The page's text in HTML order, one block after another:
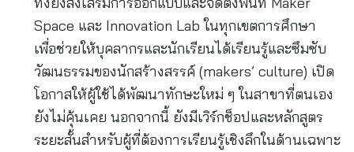
Space และ Innovation Lab ในทุกเขตการศึกษา
เพื่อช่วยให้บุคลากรและนักเรียนได้เรียนรู้และซึมซับ
วัฒนธรรมของนักสร้างสรรค์ (makers’ culture) เปิด
โอกาสให้ผู้ใช้ได้พัฒนาทักษะใหม่ ๆ ในสาขาที่ตนเอง
ยังไม่คุ้นเคย นอกจากนี้ ยังมีเวิร์กช็อปและหลักสูตร
ระยะสั้นสำหรับผู้ที่ต้องการเรียนรู้เชิงลึกในด้านเฉพาะ